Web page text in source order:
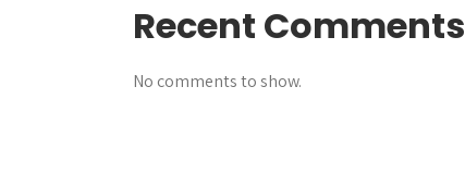
Recent Comments
No comments to show.